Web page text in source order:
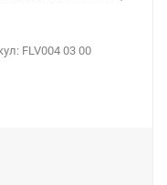
FLV004 03 00